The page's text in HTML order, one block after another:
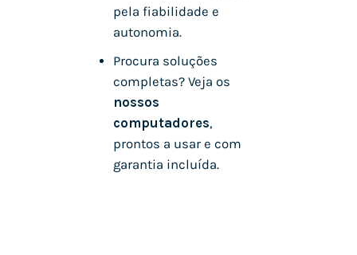
pela fiabilidade e
autonomia.
Procura soluções
completas? Veja os
nossos
computadores,
prontos a usar e com
garantia incluída.